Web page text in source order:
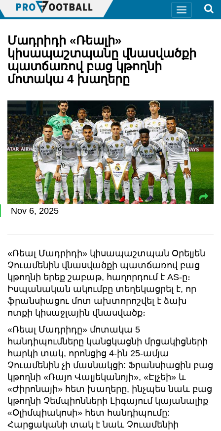
Մադրիդի «Ռեալի»
կիսապաշտպանը վնասվածքի
պատճառով բաց կթողնի
մոտակա 4 խաղերը
Nov 6, 2025
«Ռեալ Մադրիդի» կիսապաշտպան Օրելյեն
Չուամենին վնասվածքի պատճառով բաց
կթողնի երեք շաբաթ, հաղորդում է AS-ը։
Իսպանական ակումբը տեղեկացրել է, որ
ֆրանսիացու մոտ ախտորոշվել է ձախ
ոտքի կիսաջլային վնասվածք։
«Ռեալ Մադրիդը» մոտակա 5
հանդիպումները կանցկացնի մրցակիցների
հարկի տակ, որոնցից 4-ին 25-ամյա
Չուամենին չի մասնակցի: Ֆրանսիացին բաց
կթողնի «Ռայո Վալյեկանոյի», «Էլչեի» և
«Ժիրոնայի» հետ խաղերը, ինչպես նաև բաց
կթողնի Չեմպիոնների Լիգայում կայանալիք
«Օլիմպիակոսի» հետ հանդիպումը:
Հարցականի տակ է նաև Չուամենիի